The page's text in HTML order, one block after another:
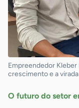
Empreendedor
crescimento e a
O futuro do setor